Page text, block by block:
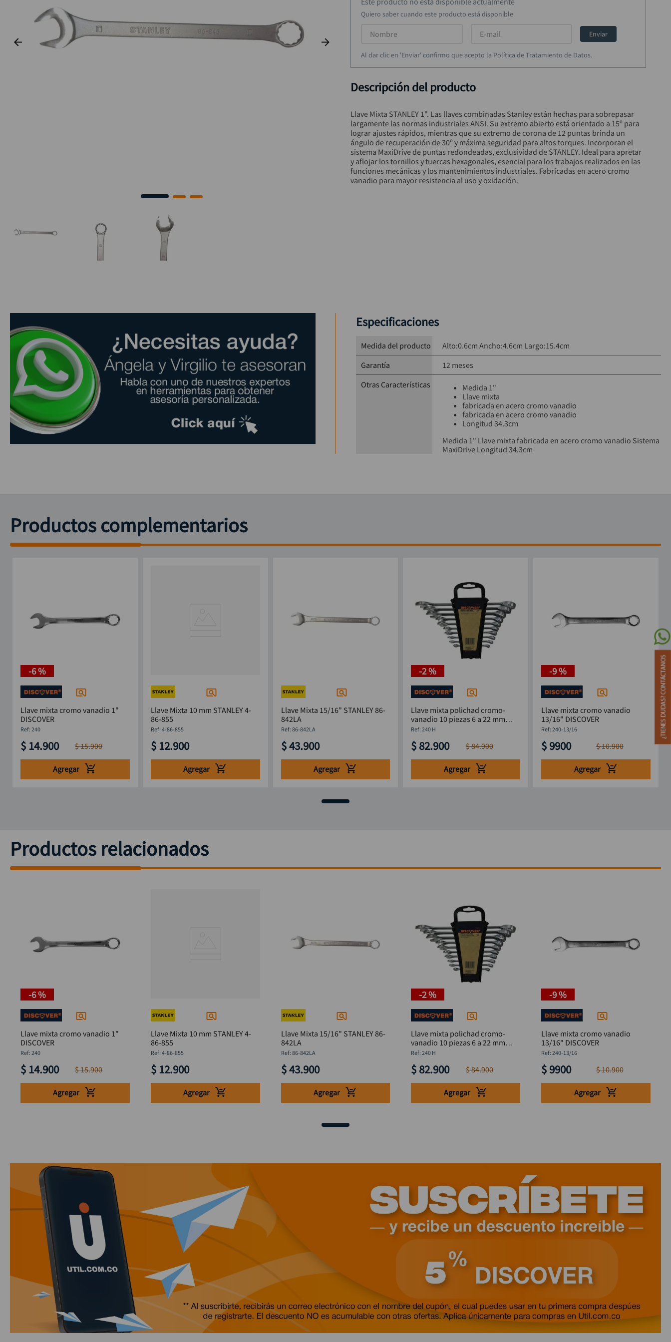
Quiero saber cuando este producto está disponible
Enviar
Al dar clic en 'Enviar' confirmo que acepto la Política de Tratamiento de Datos.
Descripción del producto
Llave Mixta STANLEY 1". Las llaves combinadas Stanley están hechas para sobrepasar
largamente las normas industriales ANSI. Su extremo abierto está orientado a 15º para
lograr ajustes rápidos, mientras que su extremo de corona de 12 puntas brinda un
ángulo de recuperación de 30º y máxima seguridad para altos torques. Incorporan el
sistema MaxiDrive de puntas redondeadas, exclusividad de STANLEY. Ideal para apretar
y aflojar los tornillos y tuercas hexagonales, esencial para los trabajos realizados en las
funciones mecánicas y los mantenimientos industriales. Fabricadas en acero cromo
vanadio para mayor resistencia al uso y oxidación.
Especificaciones
Medida del producto
Alto:0.6cm Ancho:4.6cm Largo:15.4cm
Garantía
12 meses
Otras Características
Medida 1"
Llave mixta
fabricada en acero cromo vanadio
fabricada en acero cromo vanadio
Longitud 34.3cm
Medida 1" Llave mixta fabricada en acero cromo vanadio Sistema
MaxiDrive Longitud 34.3cm
Productos complementarios
-6 %
Llave mixta cromo vanadio 1"
DISCOVER
: 240
$ 14.900 $15.900
Agregar
Llave Mixta 10 mm STANLEY 4-
86-855
: 4-86-855
$ 12.900
Agregar
Llave Mixta 15/16" STANLEY 86-
842LA
: 86-842LA
$43.900
Agregar
-2 %
Llave mixta polichad cromo-
vanadio 10 piezas 6 a 22 mm
DISCOVER
:240 H
$ 82.900 $84.900
Agregar
-9 %
Llave mixta cromo vanadio
13/16" DISCOVER
:240-13/16
$ 9900 $10.900
Agregar
Productos relacionados
-6 %
Llave mixta cromo vanadio 1"
DISCOVER
: 240
$ 14.900 $15.900
Agregar
Llave Mixta 10 mm STANLEY 4-
86-855
: 4-86-855
$ 12.900
Agregar
Llave Mixta 15/16" STANLEY 86-
842LA
: 86-842LA
$43.900
Agregar
-2 %
Llave mixta polichad cromo-
vanadio 10 piezas 6 a 22 mm
DISCOVER
:240 H
$ 82.900 $84.900
Agregar
-9 %
Llave mixta cromo vanadio
13/16" DISCOVER
:240-13/16
$ 9900 $10.900
Agregar
alicate